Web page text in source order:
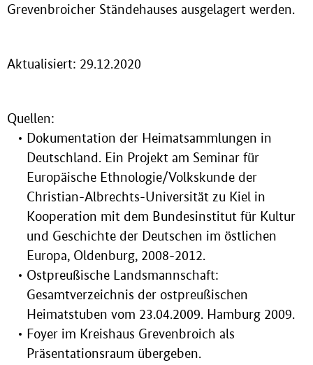
Grevenbroicher Ständehauses ausgelagert werden.
Aktualisiert: 29.12.2020
Quellen:
Dokumentation der Heimatsammlungen in
Deutschland. Ein Projekt am Seminar für
Europäische Ethnologie/Volkskunde der
Christian-Albrechts-Universität zu Kiel in
Kooperation mit dem Bundesinstitut für Kultur
und Geschichte der Deutschen im östlichen
Europa, Oldenburg, 2008-2012.
Ostpreußische Landsmannschaft:
Gesamtverzeichnis der ostpreußischen
Heimatstuben vom 23.04.2009. Hamburg 2009.
Foyer im Kreishaus Grevenbroich als
Präsentationsraum übergeben.